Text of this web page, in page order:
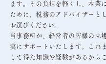
ます。その負担を軽くし、本業
ために、税務のアドバイザーと
お選びください。
当事務所が、経営者の皆様の立
実にサポートいたします。これ
して得た知識や経験があるから